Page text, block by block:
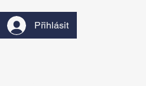
Přihlásit